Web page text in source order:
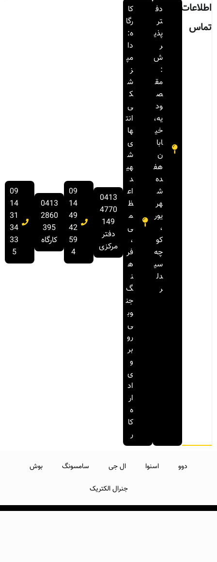
اطلاعات
تماس
دف
تر
پذی
ر
ش
:
مق
ص
ود
یه،
خی
ابا
ن
هف
ده
ش
هر
یور
،
کو
چه
سی
دل
ر
کا
رگا
ه:
دا
مپ
ز
ش
ک
ی
انت
ها
ی
ش
هی
د
اع
ظ
م
ی
،
فر
ه
ن
گ
جن
وب
ی
رو
بر
و
ی
اد
ار
ه
کا
ر
0413
4770
149
دفتر
مرکزی
09
14
49
42
59
4
0413
2860
395
کارگاه
09
14
31
34
33
5
دوو اسنوا ال جی سامسونگ بوش
جنرال الکتریک